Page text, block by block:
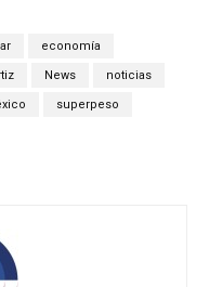
economía
News noticias
superpeso